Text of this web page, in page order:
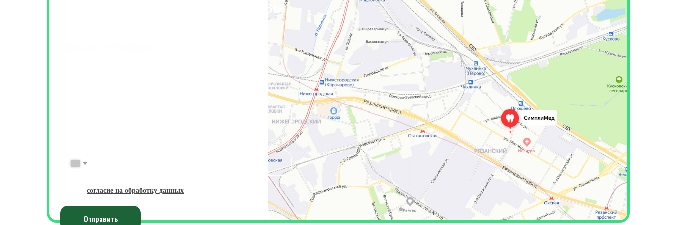
бета-лактоглобулин, казеин,
клейковина, сыр с плесенью,
куриное мясо, киви, сельдерей,
баранина, горчица, кофе, чай
черный, шампиньон, огурец, свекла
столовая, пшено (просо), фисташки,
абрикос, малина, кальмар, скумбрия,
баклажан, карп (сазан), тыква,
лецитин, молоко козье, глутамат,
аспартам-HSA, судак, йогурт, чай
зеленый, мед, сахар, шиповник, сыр
мягкий, смородина (красная и
черная), дыня и арбуз, виноград
(белый и черный), икра (красная и
черная), смесь капустная, оливки
(зеленые и черные), хмель и солод,
кандида альбиканс (Сandida
albicans), аскарида (Ascaris
lumbricoides), смесь специй 1, смесь
перцев горошком, смесь специй 2)
согласие на обработку данных
Отправить